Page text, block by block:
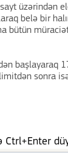
üzərindən
belə bir
bütün
sonra
Ctrl+Enter